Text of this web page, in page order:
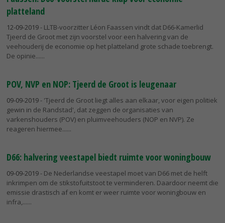
platteland
12-09-2019- LLTB-voorzitter Léon Faassen vindt dat D66-Kamerlid
Tjeerd de Groot met zijn voorstel voor een halvering van de
veehouderij de economie op het platteland grote schade toebrengt.
De opinie...
POV, NVP en NOP: Tjeerd de Groot is leugenaar
09-09-2019- 'Tjeerd de Groot liegt alles aan elkaar, voor eigen politiek
gewin in de Randstad', dat zeggen de organisaties van
varkenshouders (POV) en pluimveehouders (NOP en NVP). Ze
reageren hiermee...
D66: halvering veestapel biedt ruimte voor woningbouw
09-09-2019- De Nederlandse veestapel moet van D66 met de helft
inkrimpen om de stikstofuitstoot te verminderen. Daardoor neemt die
emissie drastisch af en komt er weer ruimte voor woningbouw en
infra,...